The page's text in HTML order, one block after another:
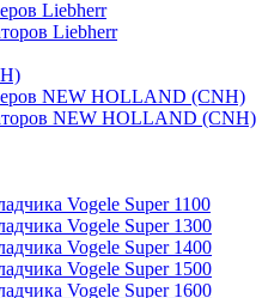
Liebherr
Liebherr
NEW HOLLAND (CNH)
NEW HOLLAND (CNH)
Vogele Super 1100
Vogele Super 1300
Vogele Super 1400
Vogele Super 1500
Vogele Super 1600